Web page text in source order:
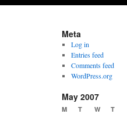
Meta
Log in
Entries feed
Comments feed
WordPress.org
May 2007
M T W T